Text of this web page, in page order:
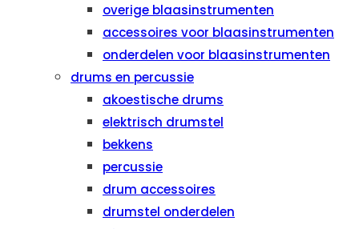
overige blaasinstrumenten
accessoires voor blaasinstrumenten
onderdelen voor blaasinstrumenten
drums en percussie
akoestische drums
elektrisch drumstel
bekkens
percussie
drum accessoires
drumstel onderdelen